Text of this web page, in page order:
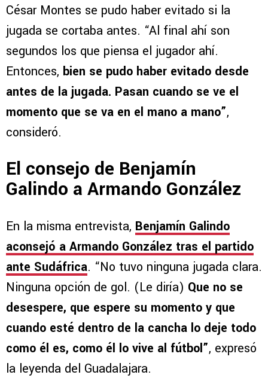
César Montes se pudo haber evitado si la
jugada se cortaba antes. “Al final ahí son
segundos los que piensa el jugador ahí.
Entonces, bien se pudo haber evitado desde
antes de la jugada. Pasan cuando se ve el
momento que se va en el mano a mano”,
consideró.
El consejo de Benjamín
Galindo a Armando González
En la misma entrevista, Benjamín Galindo
aconsejó a Armando González tras el partido
ante Sudáfrica. “No tuvo ninguna jugada clara.
Ninguna opción de gol. (Le diría) Que no se
desespere, que espere su momento y que
cuando esté dentro de la cancha lo deje todo
como él es, como él lo vive al fútbol”, expresó
la leyenda del Guadalajara.